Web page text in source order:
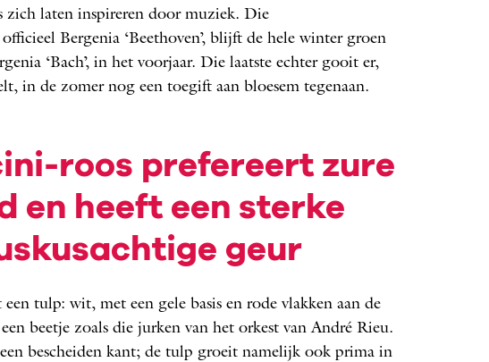
zich laten inspireren door muziek. Die
Bergenia ‘Beethoven’, blijft de hele winter groen
‘Bach’, in het voorjaar. Die laatste echter gooit er,
in de zomer nog een toegift aan bloesem tegenaan.
roos prefereert zure
en heeft een sterke
geur
een tulp: wit, met een gele basis en rode vlakken aan de
beetje zoals die jurken van het orkest van André Rieu.
bescheiden kant; de tulp groeit namelijk ook prima in